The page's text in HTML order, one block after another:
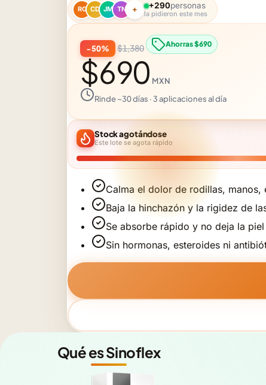
RG CD JM TN + +290personas
la pidieron este mes
−50% $1,380 Ahorras $690
$690 MXN
Rinde ~30 días · 3 aplicaciones al día
Stock agotándose
Este lote se agota rápido
Calma el dolor de rodillas, manos,
Baja la hinchazón y la rigidez de
Se absorbe rápido y no deja la
Sin hormonas, esteroides ni
Qué es Sinoflex